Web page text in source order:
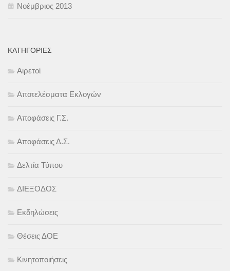
Νοέμβριος 2013
KΑΤΗΓΟΡΊΕΣ
Αιρετοί
Αποτελέσματα Εκλογών
Αποφάσεις Γ.Σ.
Αποφάσεις Δ.Σ.
Δελτία Τύπου
ΔΙΕΞΟΔΟΣ
Εκδηλώσεις
Θέσεις ΔΟΕ
Κινητοποιήσεις